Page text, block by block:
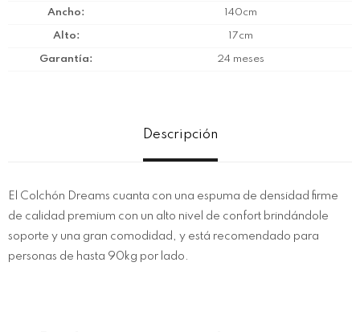
Ancho 140cm
Alto 17cm
Garantía 24 meses
Descripción
El Colchón Dreams cuanta con una espuma de densidad firme
de calidad premium con un alto nivel de confort brindándole
soporte y una gran comodidad, y está recomendado para
personas de hasta 90kg por lado.